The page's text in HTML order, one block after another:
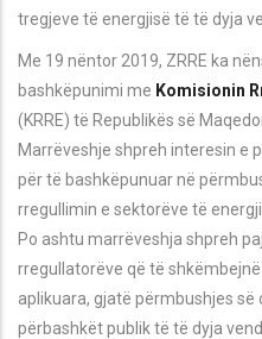
tregjeve të energjisë të të dyja
Me 19 nëntor 2019, ZRRE ka
bashkëpunimi me Komisionin
(KRRE) të Republikës së
Marrëveshje shpreh interesin e
për të bashkëpunuar në
rregullimin e sektorëve të
Po ashtu marrëveshja shpreh
rregullatorëve që të
aplikuara, gjatë përmbushjes
përbashkët publik të të dyja